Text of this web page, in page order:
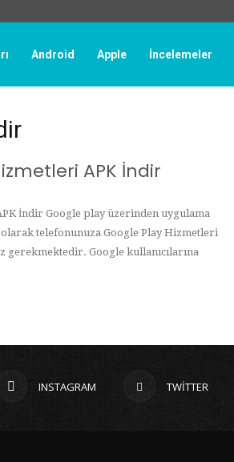
Android Apple İncelemeler
APK İndir
İndir Google play üzerinden uygulama
telefonunuza Google Play Hizmetleri
Google kullanıcılarına
INSTAGRAM TWITTER